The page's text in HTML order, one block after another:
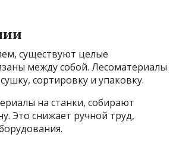
существуют целые
между собой. Лесоматериалы
сортировку и упаковку.
на станки, собирают
Это снижает ручной труд,